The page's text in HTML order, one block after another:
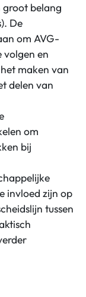
belang
De
om AVG-
en
maken van
delen van
om
bij
invloed zijn op
tussen